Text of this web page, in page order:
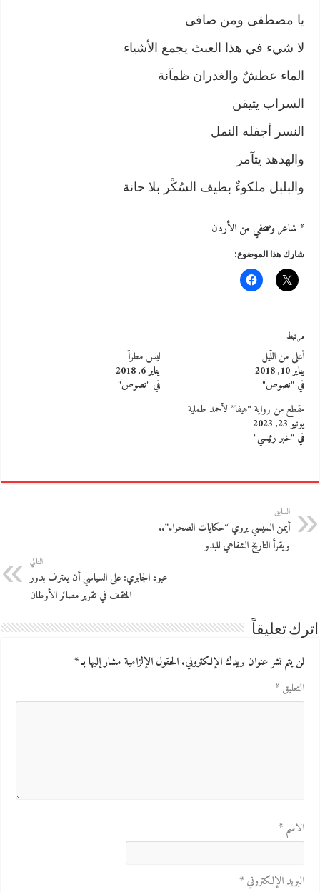
يا مصطفى ومن صافى
لا شيء في هذا العبث يجمع الأشياء
الماء عطشٌ والغدران ظمآنة
السراب يتيقن
النسر أجفله النمل
والهدهد يتآمر
والبلبل ملكوءٌ بطيف السُكْر بلا حانة
* شاعر وصحفي من الأردن
شارك هذا الموضوع:
مرتبط
أعلى من اللّيل
يناير 10, 2018
في "نصوص"
ليس مطراً
يناير 6, 2018
في "نصوص"
مقطع من رواية “هيفا” لأحمد طملية
يونيو 23, 2023
في "خبر رئيسي"
السابق
أيمن السيسي يروي “حكايات الصحراء”..
ويقرأ التاريخ الشفاهي للبدو
التالي
عبود الجابري: على السياسي أن يعترف بدور
المثقف في تقرير مصائر الأوطان
اترك تعليقاً
لن يتم نشر عنوان بريدك الإلكتروني.الحقول الإلزامية مشار إليها بـ*
التعليق*
الاسم*
البريد الإلكتروني*